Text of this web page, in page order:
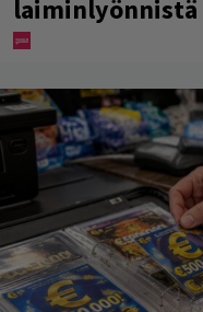
laiminlyönnistä